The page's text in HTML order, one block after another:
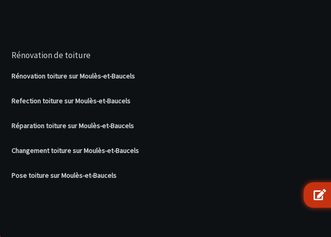
Rénovation de toiture
Rénovation toiture sur Moulès-et-Baucels
Refection toiture sur Moulès-et-Baucels
Réparation toiture sur Moulès-et-Baucels
Changement toiture sur Moulès-et-Baucels
Pose toiture sur Moulès-et-Baucels